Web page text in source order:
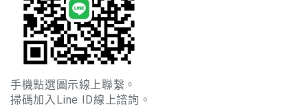
手機點選圖示線上聯繫。
掃碼加入Line ID線上諮詢。